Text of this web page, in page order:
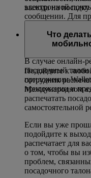
электронной
сообщении. Для
скачать
самостоятельной
В случае онлайн-
посадочный
приложении
приложении и
выхода на
Что
Подойдите к
сотрудник
Международном
распечатать
самостоятельной
Если вы уже
подойдите к
распечатает для
о том, чтобы вы
проблем,
посадочного